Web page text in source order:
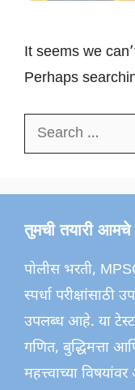
It seems we
Perhaps
Search
for:
तुमची तयारी आमचे
पोलीस भरती,
स्पर्धा
उपलब्ध आहे. या
गणित, बुद्धिमत्ता
महत्त्वाच्या